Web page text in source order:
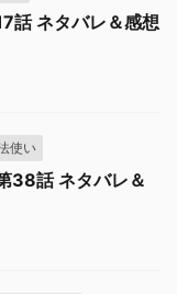
話 ネタバレ＆感想
使い
38話 ネタバレ＆